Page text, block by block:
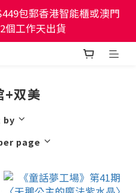
包郵香港智能櫃或澳門
個工作天出貨
包郵香港智能櫃或澳門
個工作天出貨
任選3件85折🌟5件75折
包郵香港智能櫃或澳門
+双美
by
page